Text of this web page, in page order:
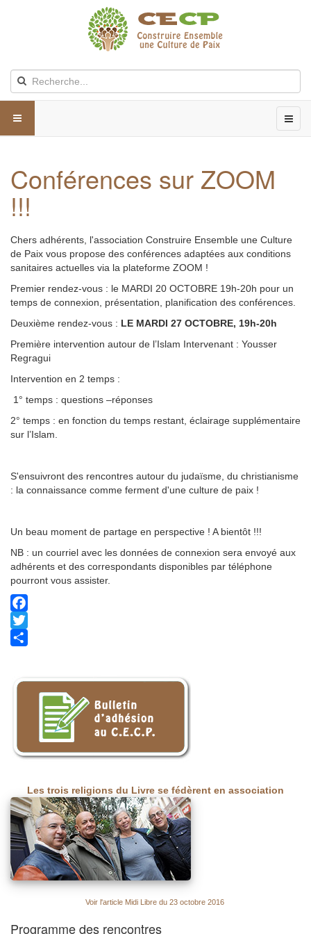
Conférences sur ZOOM
!!!
Chers adhérents, l'association Construire Ensemble une Culture
de Paix vous propose des conférences adaptées aux conditions
sanitaires actuelles via la plateforme ZOOM !
Premier rendez-vous : le MARDI 20 OCTOBRE 19h-20h pour un
temps de connexion, présentation, planification des conférences.
Deuxième rendez-vous : LE MARDI 27 OCTOBRE, 19h-20h
Première intervention autour de l’Islam Intervenant : Yousser
Regragui
Intervention en 2 temps :
1° temps : questions –réponses
2° temps : en fonction du temps restant, éclairage supplémentaire
sur l’Islam.
S'ensuivront des rencontres autour du judaïsme, du christianisme
: la connaissance comme ferment d'une culture de paix !
Un beau moment de partage en perspective ! A bientôt !!!
NB : un courriel avec les données de connexion sera envoyé aux
adhérents et des correspondants disponibles par téléphone
pourront vous assister.
Facebook
Twitter
Les trois religions du Livre se fédèrent en association
Voir l'article Midi Libre du 23 octobre 2016
Programme des rencontres